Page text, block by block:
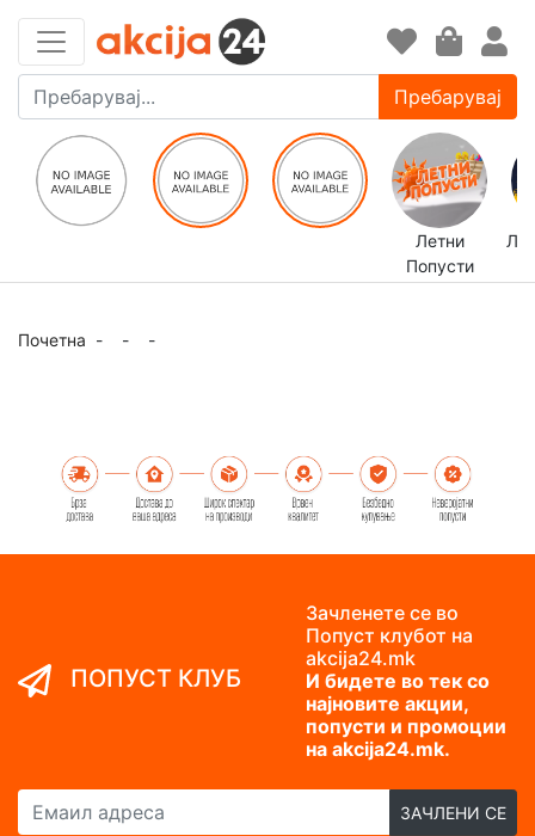
Пребарувај
Летни
Попусти
Почетна - - -
ПОПУСТ КЛУБ
Зачленете се во
Попуст клубот на
akcija24.mk
И бидете во тек со
најновите акции,
попусти и промоции
на akcija24.mk.
Емаил адреса
ЗАЧЛЕНИ СЕ